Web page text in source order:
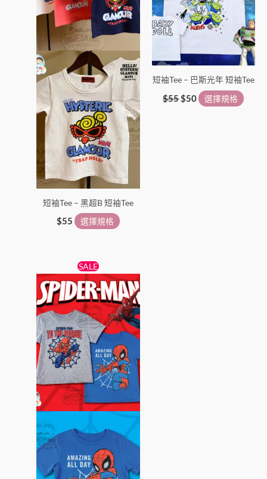
短袖Tee – 黑超B 短袖Tee
$55 選擇規格
款
式。
在
產
品
頁
面
擇
短袖Tee – 巴斯光年 短袖Tee
$55$50 選擇規格
款
式。
可
在
產
品
頁
SALE
始
價
格：
$49。
目
前
價
格：
$45。
產
品
有
多
種
款
式。
可
在
產
頁
選